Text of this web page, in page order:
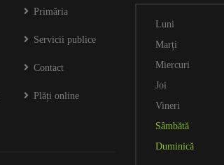
Primăria
Servicii publice
Contact
Plăți online
Luni
Marți
Miercuri
Joi
Vineri
Sâmbătă
Duminică